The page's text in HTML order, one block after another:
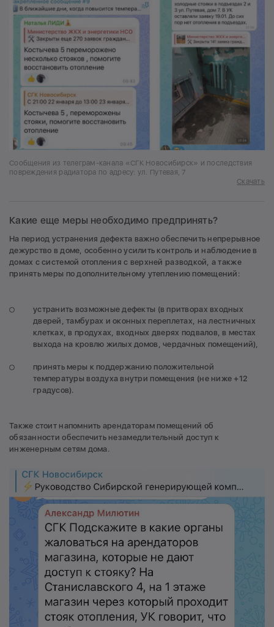
Сообщения из телеграм-канала «СГК Новосибирск» и последствия
повреждения радиатора по адресу: ул. Путевая, 7
Скачать
Какие еще меры необходимо предпринять?
На период устранения дефекта важно обеспечить непрерывное
дежурство в доме, особенно усилить контроль и наблюдение в
домах с системой отопления с верхней разводкой, а также
принять меры по дополнительному утеплению помещений:
устранить возможные дефекты (в притворах входных
дверей, тамбурах и оконных переплетах, на лестничных
клетках, в продухах, входных дверях подвалов, в местах
выхода на кровлю жилых домов, чердачных помещений),
принять меры к поддержанию положительной
температуры воздуха внутри помещения (не ниже +12
градусов).
Также стоит напомнить арендаторам помещений об
обязанности обеспечить незамедлительный доступ к
инженерным сетям дома.